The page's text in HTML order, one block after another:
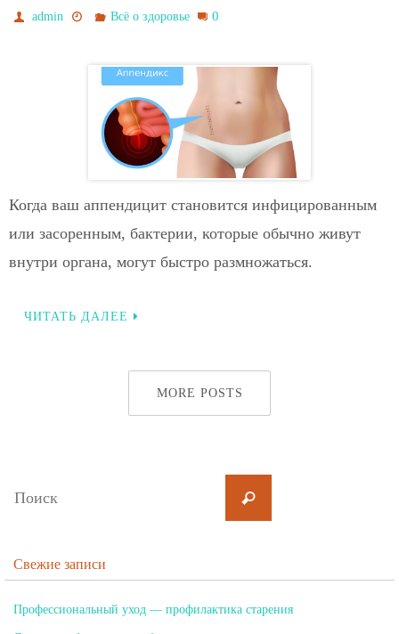
admin Всё о здоровье 0
Когда ваш аппендицит становится инфицированным
или засоренным, бактерии, которые обычно живут
внутри органа, могут быстро размножаться.
ЧИТАТЬ ДАЛЕЕ
MORE POSTS
Свежие записи
Профессиональный уход — профилактика старения